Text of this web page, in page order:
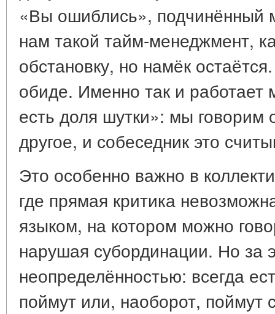
«Вы ошиблись», подчинённый
нам такой тайм-менеджмент,
обстановку, но намёк
обиде. Именно так и работает
есть доля шутки»: мы говорим
другое, и собеседник это
Это особенно важно в
где прямая критика
языком, на котором можно
нарушая субординации. Но за
неопределённостью: всегда
поймут или, наоборот, поймут